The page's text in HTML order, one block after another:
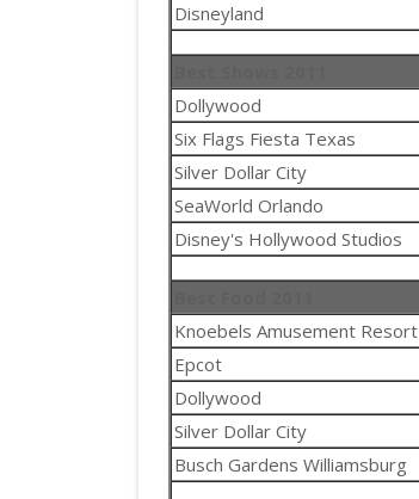
Disneyland
Dollywood
Six Flags Fiesta Texas
Silver Dollar City
SeaWorld Orlando
Disney's Hollywood Studios
Knoebels Amusement Resort
Epcot
Dollywood
Silver Dollar City
Busch Gardens Williamsburg